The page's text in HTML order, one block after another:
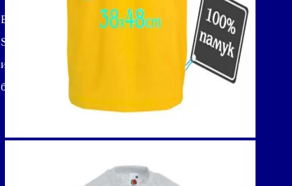
Блог
Shutterstock
изображение
безплатно*